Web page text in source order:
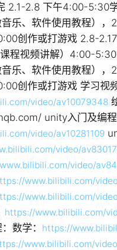
2.1-2.8 下午4:00-5:30
乐、软件使用教程），
创作或打游戏 2.8-
程视频讲解）4:00-
乐、软件使用教程），
创作或打游戏 学习视
video/av10079348
unity入门及编程
video/av10281109
video/
video/
www.bilibili.com/
www.bilibili.com/
https://www.bilibili.com/
数学： https://
www.bilibili.com/